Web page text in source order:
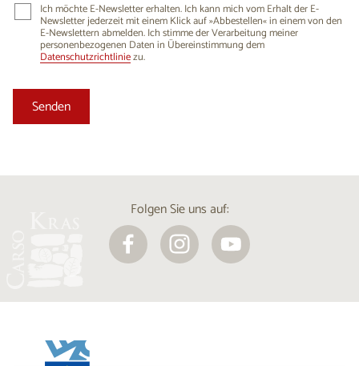
Ich möchte E-Newsletter erhalten. Ich kann mich vom Erhalt der E-
Newsletter jederzeit mit einem Klick auf »Abbestellen« in einem von den
E-Newslettern abmelden. Ich stimme der Verarbeitung meiner
personenbezogenen Daten in Übereinstimmung dem
Datenschutzrichtliniezu.
Folgen Sie uns auf: